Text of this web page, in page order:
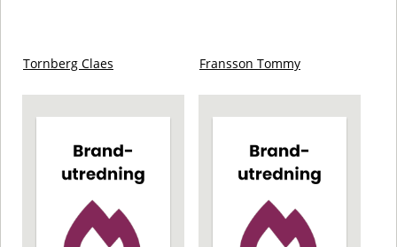
Tornberg Claes Fransson Tommy